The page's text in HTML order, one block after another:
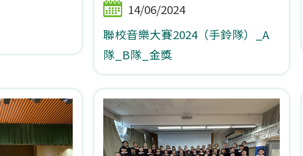
14/06/2024
聯校音樂大賽2024（手鈴隊）_A
隊_B隊_金獎